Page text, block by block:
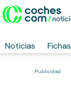
Noticias Fichas
Publicidad